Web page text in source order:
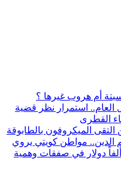
أم هروب غيرها ؟
العام.. استمرار نظر قضية
القطرى
الميكروفون بالطابوقة
الدين.. مواطن كويتي يروي
تفاصيل النصب عليه بمبلغ 512 ألفاً دولار في صفقات وهمية